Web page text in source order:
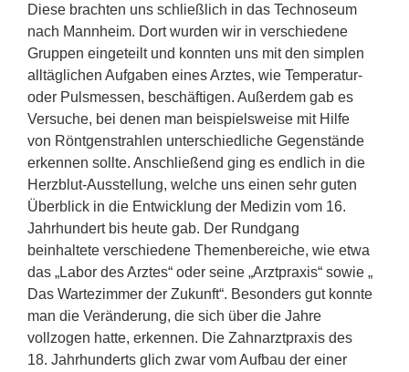
Diese brachten uns schließlich in das Technoseum
nach Mannheim. Dort wurden wir in verschiedene
Gruppen eingeteilt und konnten uns mit den simplen
alltäglichen Aufgaben eines Arztes, wie Temperatur-
oder Pulsmessen, beschäftigen. Außerdem gab es
Versuche, bei denen man beispielsweise mit Hilfe
von Röntgenstrahlen unterschiedliche Gegenstände
erkennen sollte. Anschließend ging es endlich in die
Herzblut-Ausstellung, welche uns einen sehr guten
Überblick in die Entwicklung der Medizin vom 16.
Jahrhundert bis heute gab. Der Rundgang
beinhaltete verschiedene Themenbereiche, wie etwa
das „Labor des Arztes“ oder seine „Arztpraxis“ sowie „
Das Wartezimmer der Zukunft“. Besonders gut konnte
man die Veränderung, die sich über die Jahre
vollzogen hatte, erkennen. Die Zahnarztpraxis des
18. Jahrhunderts glich zwar vom Aufbau der einer